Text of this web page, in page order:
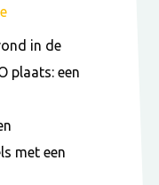
in de
plaats: een
met een